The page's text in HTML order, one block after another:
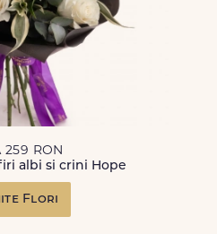
RON
albi si crini Hope
Flori